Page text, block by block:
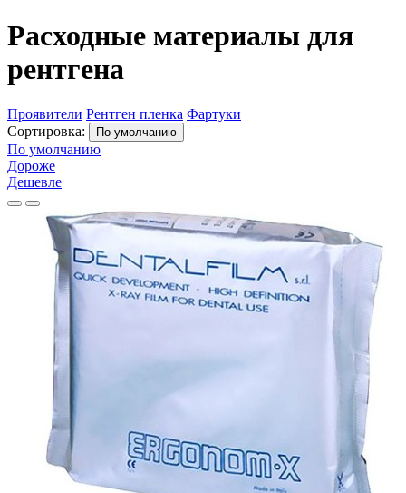
Расходные материалы для
рентгена
Проявители Рентген пленка Фартуки
Сортировка:
По умолчанию
По умолчанию
Дороже
Дешевле